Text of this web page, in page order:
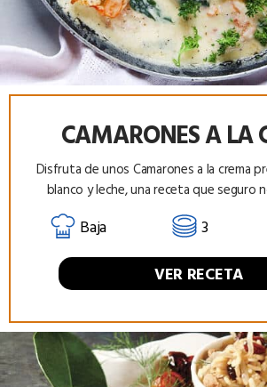
CAMARONES A LA
Disfruta de unos Camarones a la crema
blanco y leche, una receta que seguro
Baja 3
VER RECETA